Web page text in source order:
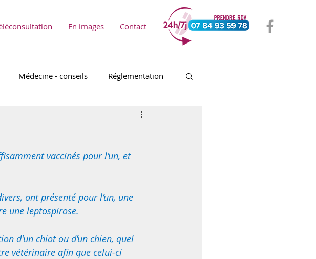
En images Contact
Médecine - conseils Réglementation
vaccinés pour l’un, et
ont présenté pour l’un, une
une leptospirose.
d'un chiot ou d’un chien, quel
vétérinaire afin que celui-ci